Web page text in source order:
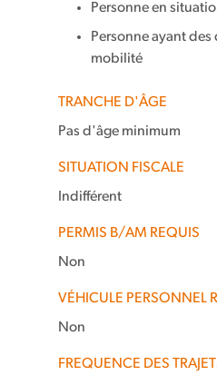
Personne en
Personne ayant
mobilité
TRANCHE D'ÂGE
Pas d'âge minimum
SITUATION FISCALE
Indifférent
PERMIS B/AM REQUIS
Non
VÉHICULE PERSONNEL
Non
FREQUENCE DES